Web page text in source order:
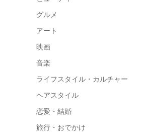
グルメ
アート
映画
音楽
ライフスタイル・カルチャー
ヘアスタイル
恋愛・結婚
旅行・おでかけ